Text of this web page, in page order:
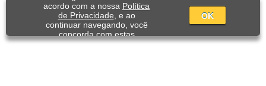
acordo com a nossa Política
de Privacidade , e ao
continuar navegando, você
concorda com estas
condições.
OK